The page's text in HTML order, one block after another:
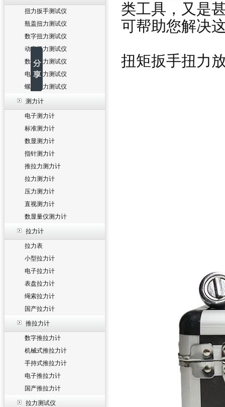
扭力扳手测试仪
瓶盖扭力测试仪
数字扭力测试仪
动态扭力测试仪
数显扭力测试仪
电批扭力测试仪
螺丝扭力测试仪
测力计
电子测力计
标准测力计
数显测力计
指针测力计
推拉力测力计
拉力测力计
压力测力计
直视测力计
数显量仪测力计
拉力计
拉力表
小型拉力计
电子拉力计
表盘拉力计
绳索拉力计
国产拉力计
推拉力计
数字推拉力计
机械式推拉力计
手持式推拉力计
电子推拉力计
国产推拉力计
拉力测试仪
类工具，又是
可帮助您解决
扭矩扳手扭力